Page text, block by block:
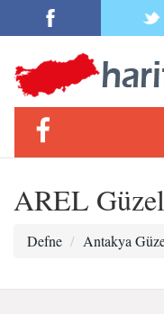
AREL
Defne Antakya